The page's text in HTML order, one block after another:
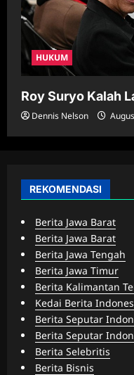
HUKUM
Roy Suryo Kalah
Dennis Nelson
REKOMENDASI
Berita Jawa Barat
Berita Jawa Barat
Berita Jawa Tengah
Berita Jawa Timur
Berita Kalimantan
Kedai Berita
Berita Seputar
Berita Seputar
Berita Selebritis
Berita Bisnis